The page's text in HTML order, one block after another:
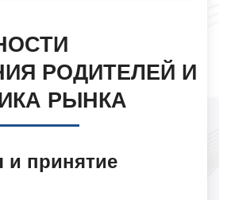
РОДИТЕЛЕЙ И
РЫНКА
и принятие